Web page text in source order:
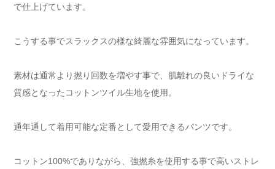
で仕上げています。
こうする事でスラックスの様な綺麗な雰囲気になっています。
素材は通常より撚り回数を増やす事で、肌離れの良いドライな
質感となったコットンツイル生地を使用。
通年通して着用可能な定番として愛用できるパンツです。
コットン100%でありながら、強撚糸を使用する事で高いストレ